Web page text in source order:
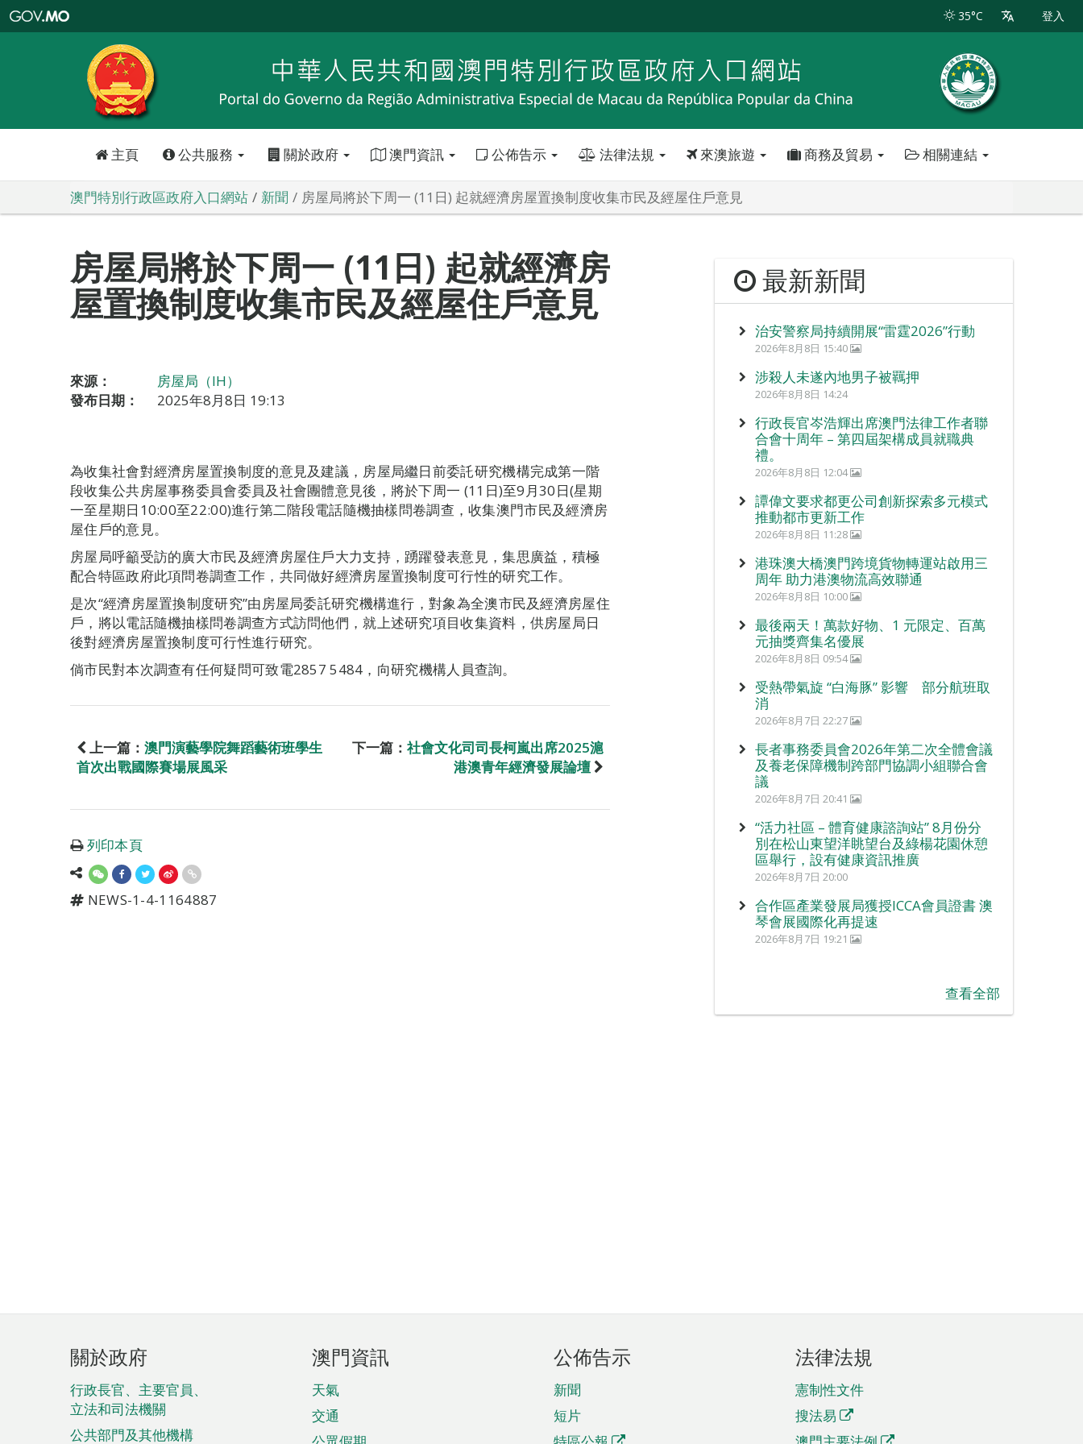
特
政
區
政
口
35°C 登入
主頁 公共服務 關於政府 澳門資訊 公佈告示 法律法規 來澳旅遊 商務及貿易 相關連結
澳門特別行政區政府入口網站 新聞 房屋局將於下周一 (11日) 起就經濟房屋置換制度收集市民及經屋住戶意見
房屋局將於下周一 (11日) 起就經濟房
屋置換制度收集市民及經屋住戶意見
來源：
房屋局（IH）
發布日期：
2025年8月8日 19:13
為收集社會對經濟房屋置換制度的意見及建議，房屋局繼日前委託研究機構完成第一階
段收集公共房屋事務委員會委員及社會團體意見後，將於下周一 (11日)至9月30日(星期
一至星期日10:00至22:00)進行第二階段電話隨機抽樣問卷調查，收集澳門市民及經濟房
屋住戶的意見。
房屋局呼籲受訪的廣大市民及經濟房屋住戶大力支持，踴躍發表意見，集思廣益，積極
配合特區政府此項問卷調查工作，共同做好經濟房屋置換制度可行性的研究工作。
是次“經濟房屋置換制度研究”由房屋局委託研究機構進行，對象為全澳市民及經濟房屋住
戶，將以電話隨機抽樣問卷調查方式訪問他們，就上述研究項目收集資料，供房屋局日
後對經濟房屋置換制度可行性進行研究。
倘市民對本次調查有任何疑問可致電2857 5484，向研究機構人員查詢。
上一篇： 澳門演藝學院舞蹈藝術班學生
首次出戰國際賽場展風采
下一篇： 社會文化司司長柯嵐出席2025滬
港澳青年經濟發展論壇
列印本頁
NEWS-1-4-1164887
最新新聞
治安警察局持續開展“雷霆2026”行動
2026年8月8日 15:40
涉殺人未遂內地男子被羈押
2026年8月8日 14:24
行政長官岑浩輝出席澳門法律工作者聯
合會十周年 – 第四屆架構成員就職典
禮。
2026年8月8日 12:04
譚偉文要求都更公司創新探索多元模式
推動都市更新工作
2026年8月8日 11:28
港珠澳大橋澳門跨境貨物轉運站啟用三
周年 助力港澳物流高效聯通
2026年8月8日 10:00
最後兩天！萬款好物、1 元限定、百萬
元抽獎齊集名優展
2026年8月8日 09:54
受熱帶氣旋 “白海豚” 影響 部分航班取
消
2026年8月7日 22:27
長者事務委員會2026年第二次全體會議
及養老保障機制跨部門協調小組聯合會
議
2026年8月7日 20:41
“活力社區 – 體育健康諮詢站” 8月份分
別在松山東望洋眺望台及綠楊花園休憩
區舉行，設有健康資訊推廣
2026年8月7日 20:00
合作區產業發展局獲授ICCA會員證書 澳
琴會展國際化再提速
2026年8月7日 19:21
查看全部
頁
腳
菜
單
關於政府
行政長官、主要官員、
立法和司法機關
公共部門及其他機構
澳門資訊
天氣
交通
公佈告示
新聞
短片
法律法規
憲制性文件
搜法易